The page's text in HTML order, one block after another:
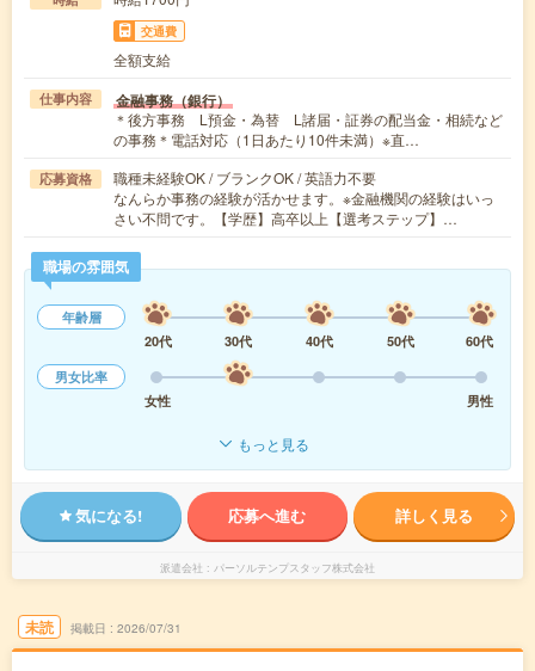
交通費
全額支給
仕事内容 金融事務（銀行）
＊後方事務 L預金・為替 L諸届・証券の配当金・相続など
の事務＊電話対応（1日あたり10件未満）※直…
応募資格
職種未経験OK / ブランクOK / 英語力不要
なんらか事務の経験が活かせます。※金融機関の経験はいっ
さい不問です。【学歴】高卒以上【選考ステップ】…
職場の雰囲気
年齢層
20代
30代 40代 50代
60代
男女比率
女性
男性
もっと見る
気になる! 応募へ進む 詳しく見る
派遣会社 パーソルテンプスタッフ株式会社
未読 掲載日 2026/07/31